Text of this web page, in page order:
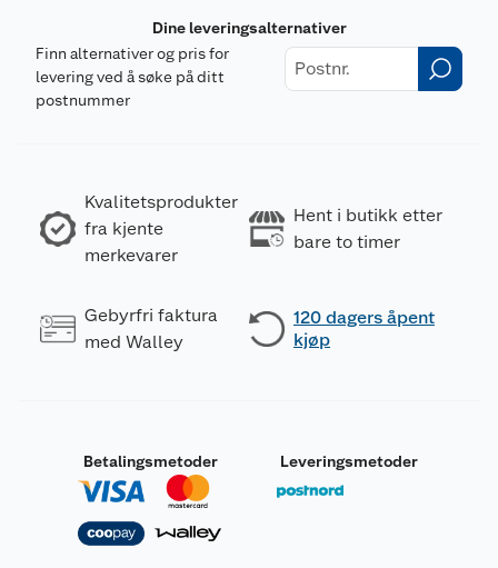
Dine leveringsalternativer
Finn alternativer og pris for
levering ved å søke på ditt
postnummer
Kvalitetsprodukter
fra kjente
merkevarer
Hent i butikk etter
bare to timer
Gebyrfri faktura
med Walley
120 dagers åpent
kjøp
Betalingsmetoder Leveringsmetoder